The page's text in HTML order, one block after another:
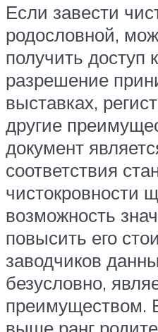
Если завести
родословной,
получить доступ
разрешение
выставках,
другие
документ
соответствия
чистокровности
возможность
повысить его
заводчиков
безусловно,
преимуществом.